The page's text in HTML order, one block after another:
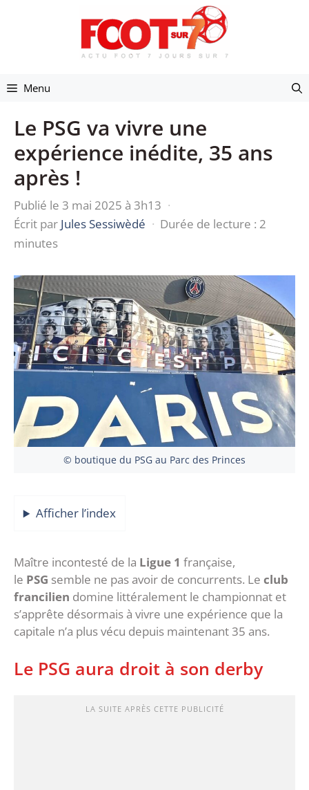
Menu
Le PSG va vivre une
expérience inédite, 35 ans
après !
Publié le 3 mai 2025 à 3h13 ·
Écrit par Jules Sessiwèdé · Durée de lecture : 2
minutes
© boutique du PSG au Parc des Princes
Afficher l’index
Maître incontesté de la Ligue 1 française,
le PSG semble ne pas avoir de concurrents. Le club
francilien domine littéralement le championnat et
s’apprête désormais à vivre une expérience que la
capitale n’a plus vécu depuis maintenant 35 ans.
Le PSG aura droit à son derby
LA SUITE APRÈS CETTE PUBLICITÉ